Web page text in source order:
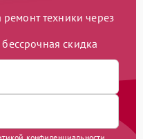
техники через
скидка